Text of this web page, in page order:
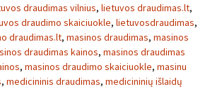
draudimas vilnius, lietuvos draudimas.lt,
draudimo skaiciuokle, lietuvosdraudimas,
draudimas.lt, masinos draudimas, masinos
draudimas kainos, masinos draudimas
, masinos draudimo skaiciuokle, masinu
, medicininis draudimas, medicininių išlaidų